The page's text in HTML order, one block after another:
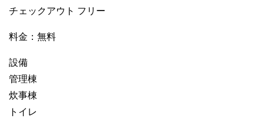
チェックアウト フリー
料金：無料
設備
管理棟
炊事棟
トイレ